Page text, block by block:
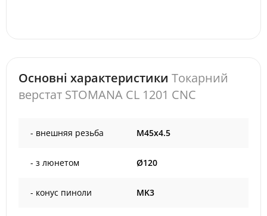
Основні характеристики Токарний
верстат STOMANA CL 1201 CNC
- внешняя резьба M45x4.5
- з люнетом Ø120
- конус пиноли MK3